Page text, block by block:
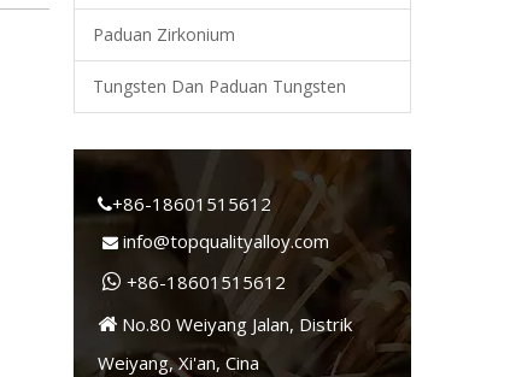
Paduan Zirkonium
Tungsten Dan Paduan Tungsten
+86-18601515612
 info@topqualityalloy.com
 +86-18601515612
 No.80 Weiyang Jalan, Distrik
Weiyang, Xi'an, Cina